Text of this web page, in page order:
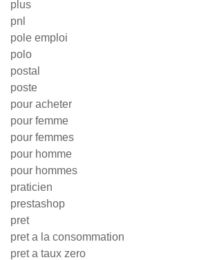
plus
pnl
pole emploi
polo
postal
poste
pour acheter
pour femme
pour femmes
pour homme
pour hommes
praticien
prestashop
pret
pret a la consommation
pret a taux zero